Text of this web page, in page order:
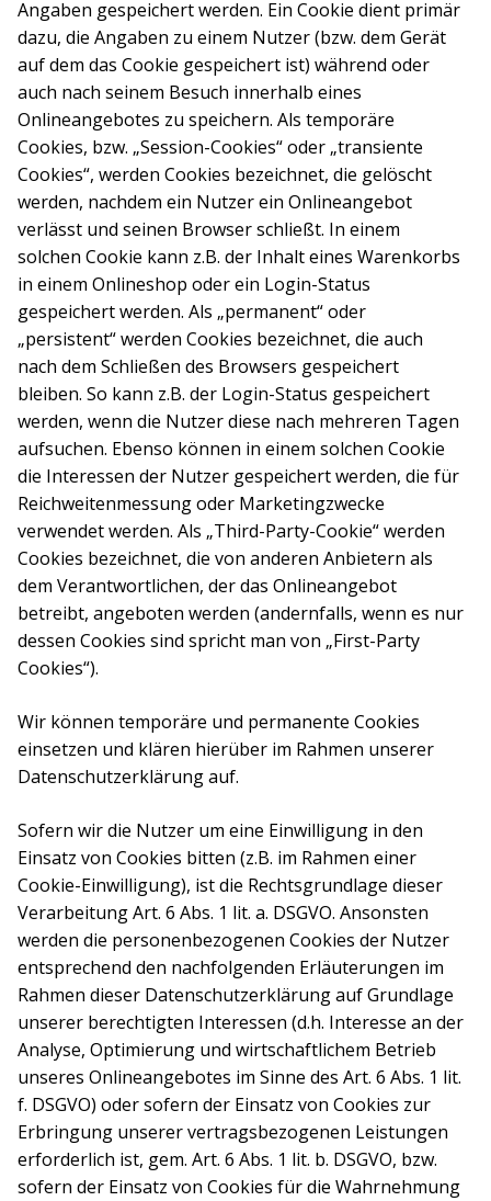
Angaben gespeichert werden. Ein Cookie dient primär
dazu, die Angaben zu einem Nutzer (bzw. dem Gerät
auf dem das Cookie gespeichert ist) während oder
auch nach seinem Besuch innerhalb eines
Onlineangebotes zu speichern. Als temporäre
Cookies, bzw. „Session-Cookies“ oder „transiente
Cookies“, werden Cookies bezeichnet, die gelöscht
werden, nachdem ein Nutzer ein Onlineangebot
verlässt und seinen Browser schließt. In einem
solchen Cookie kann z.B. der Inhalt eines Warenkorbs
in einem Onlineshop oder ein Login-Status
gespeichert werden. Als „permanent“ oder
„persistent“ werden Cookies bezeichnet, die auch
nach dem Schließen des Browsers gespeichert
bleiben. So kann z.B. der Login-Status gespeichert
werden, wenn die Nutzer diese nach mehreren Tagen
aufsuchen. Ebenso können in einem solchen Cookie
die Interessen der Nutzer gespeichert werden, die für
Reichweitenmessung oder Marketingzwecke
verwendet werden. Als „Third-Party-Cookie“ werden
Cookies bezeichnet, die von anderen Anbietern als
dem Verantwortlichen, der das Onlineangebot
betreibt, angeboten werden (andernfalls, wenn es nur
dessen Cookies sind spricht man von „First-Party
Cookies“).
Wir können temporäre und permanente Cookies
einsetzen und klären hierüber im Rahmen unserer
Datenschutzerklärung auf.
Sofern wir die Nutzer um eine Einwilligung in den
Einsatz von Cookies bitten (z.B. im Rahmen einer
Cookie-Einwilligung), ist die Rechtsgrundlage dieser
Verarbeitung Art. 6 Abs. 1 lit. a. DSGVO. Ansonsten
werden die personenbezogenen Cookies der Nutzer
entsprechend den nachfolgenden Erläuterungen im
Rahmen dieser Datenschutzerklärung auf Grundlage
unserer berechtigten Interessen (d.h. Interesse an der
Analyse, Optimierung und wirtschaftlichem Betrieb
unseres Onlineangebotes im Sinne des Art. 6 Abs. 1 lit.
f. DSGVO) oder sofern der Einsatz von Cookies zur
Erbringung unserer vertragsbezogenen Leistungen
erforderlich ist, gem. Art. 6 Abs. 1 lit. b. DSGVO, bzw.
sofern der Einsatz von Cookies für die Wahrnehmung